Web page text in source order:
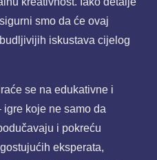
smo da će ovaj
iskustava cijelog
se na edukativne i
koje ne samo da
i pokreću
eksperata,